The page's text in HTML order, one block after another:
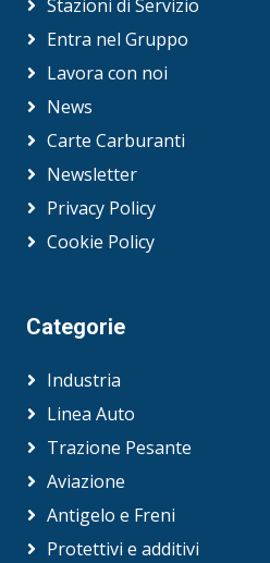
Stazioni di Servizio
Entra nel Gruppo
Lavora con noi
News
Carte Carburanti
Newsletter
Privacy Policy
Cookie Policy
Categorie
Industria
Linea Auto
Trazione Pesante
Aviazione
Antigelo e Freni
Protettivi e additivi